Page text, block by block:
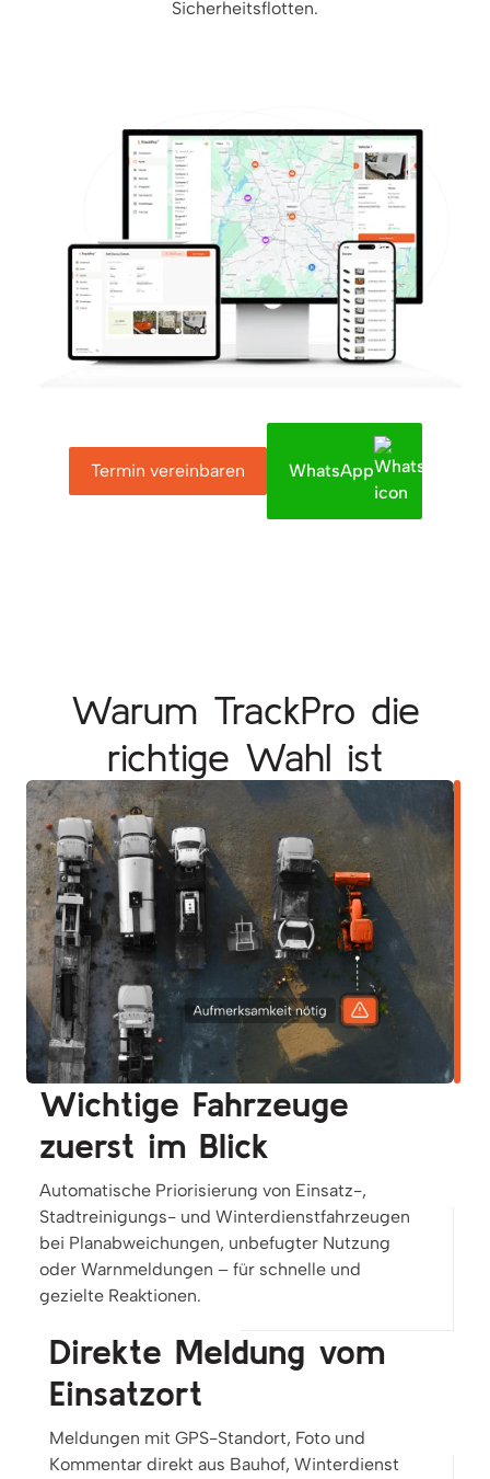
Sicherheitsflotten.
Termin vereinbaren WhatsApp
Warum TrackPro die
richtige Wahl ist
Wichtige Fahrzeuge
zuerst im Blick
Automatische Priorisierung von Einsatz-,
Stadtreinigungs- und Winterdienstfahrzeugen
bei Planabweichungen, unbefugter Nutzung
oder Warnmeldungen – für schnelle und
gezielte Reaktionen.
Direkte Meldung vom
Einsatzort
Meldungen mit GPS-Standort, Foto und
Kommentar direkt aus Bauhof, Winterdienst